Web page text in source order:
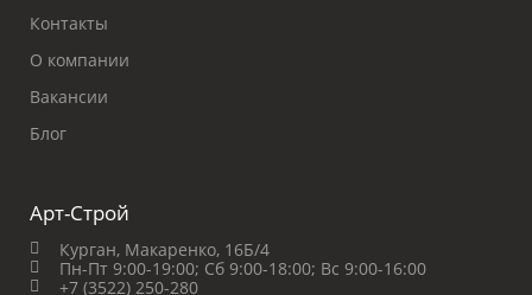
Контакты
О компании
Вакансии
Блог
Арт-Строй
Курган, Макаренко, 16Б/4
Пн-Пт 9:00-19:00; Сб 9:00-18:00; Вс 9:00-16:00
+7 (3522) 250-280